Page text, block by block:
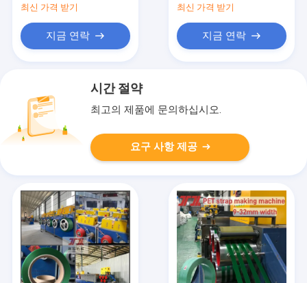
최신 가격 받기
지금 연락
최신 가격 받기
지금 연락
시간 절약
최고의 제품에 문의하십시오.
요구 사항 제공